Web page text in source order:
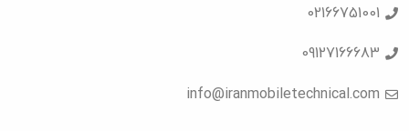
02166751001
09127166683
info@iranmobiletechnical.com